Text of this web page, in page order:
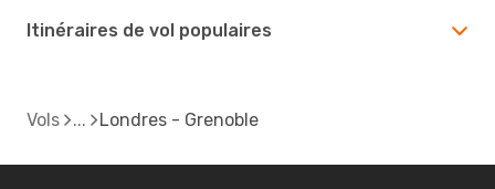
Itinéraires de vol populaires
Vols Londres - Grenoble